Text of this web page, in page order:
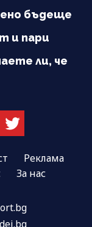
бъдеще
и пари
ли, че
Реклама
За нас